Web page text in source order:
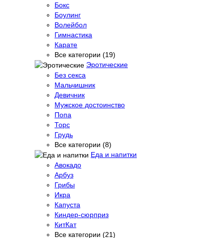
Бокс
Боулинг
Волейбол
Гимнастика
Карате
Все категории (19)
Эротические
Без секса
Мальчишник
Девичник
Мужское достоинство
Попа
Торс
Грудь
Все категории (8)
Еда и напитки
Авокадо
Арбуз
Грибы
Икра
Капуста
Киндер-сюрприз
КитКат
Все категории (21)